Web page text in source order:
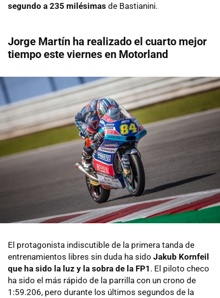
segundo a 235 milésimas de Bastianini.
Jorge Martín ha realizado el cuarto mejor
tiempo este viernes en Motorland
El protagonista indiscutible de la primera tanda de
entrenamientos libres sin duda ha sido Jakub Kornfeil
que ha sido la luz y la sobra de la FP1 . El piloto checo
ha sido el más rápido de la parrilla con un crono de
1:59.206, pero durante los últimos segundos de la